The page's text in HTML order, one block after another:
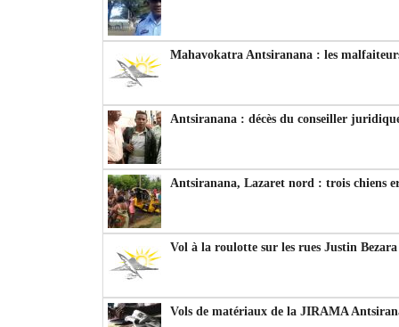
Mahavokatra Antsiranana : les
Antsiranana : décès du conseiller
Antsiranana, Lazaret nord : trois chiens
Vol à la roulotte sur les rues Justin
Vols de matériaux de la JIRAMA